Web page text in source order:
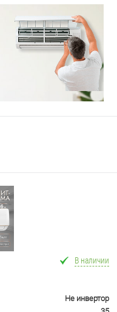
В наличии
Не инвертор